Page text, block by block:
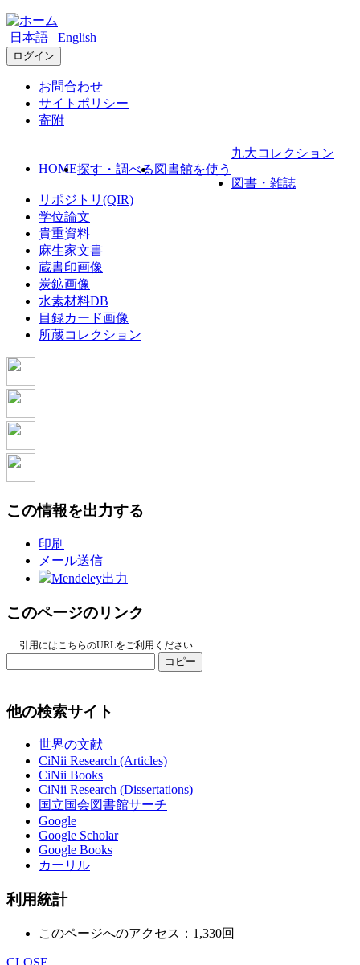
日本語 English
ログイン
お問合わせ
サイトポリシー
寄附
HOME探す・調べる 図書館を使う
九大コレクション
図書・雑誌
リポジトリ(QIR)
学位論文
貴重資料
麻生家文書
蔵書印画像
炭鉱画像
水素材料DB
目録カード画像
所蔵コレクション
この情報を出力する
印刷
メール送信
Mendeley出力
このページのリンク
引用にはこちらのURLをご利用ください
コピー
他の検索サイト
世界の文献
CiNii Research (Articles)
CiNii Books
CiNii Research (Dissertations)
国立国会図書館サーチ
Google
Google Scholar
Google Books
カーリル
利用統計
このページへのアクセス：1,330回
CLOSE